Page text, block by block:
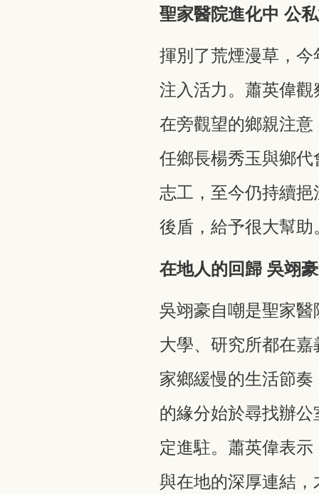
聖家醫院進化中 公
揮別了荒煙漫草，
注入活力。蕭英偉
在旁觀望的鄉親注
任鄉長楊秀玉與鄉
志工，至今仍持續
後盾，給予很大幫助
在地人的回歸 吳翊
吳翊豪自嘲是聖家
大學、研究所都在
家鄉緩慢的生活節
的緣分始於尋找辦
定進駐。蕭英偉表
與在地的深厚連結